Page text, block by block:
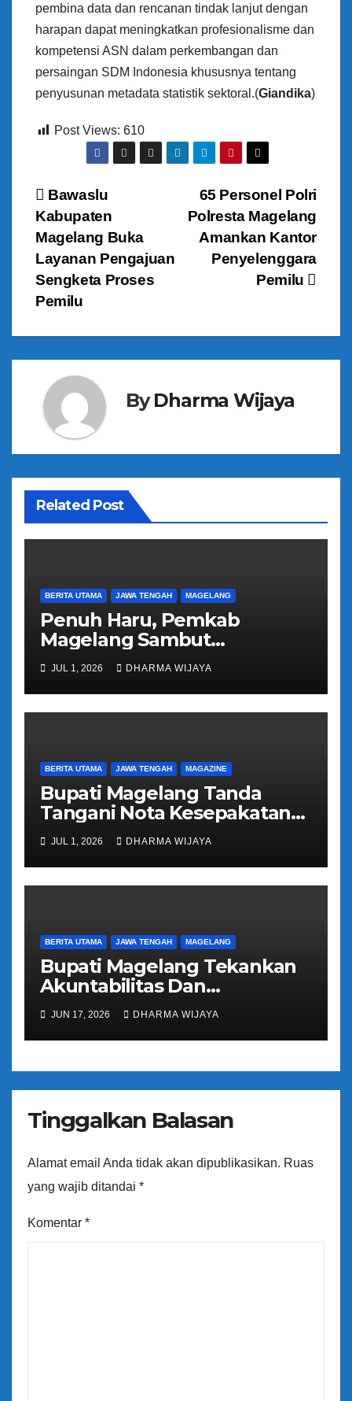
pembina data dan rencanan tindak lanjut dengan
harapan dapat meningkatkan profesionalisme dan
kompetensi ASN dalam perkembangan dan
persaingan SDM Indonesia khususnya tentang
penyusunan metadata statistik sektoral.(Giandika)
Post Views: 610
N
a
v
i
g
a
s
p
o
s
65 Personel Polri
Polresta Magelang
Amankan Kantor
Penyelenggara
Pemilu
Bawaslu
Kabupaten
Magelang Buka
Layanan Pengajuan
Sengketa Proses
Pemilu
ByDharma Wijaya
Related Post
BERITA UTAMA JAWA TENGAH MAGELANG
Penuh Haru, Pemkab
Magelang Sambut
Kepulangan Jemaah Haji
Kloter 81
JUL 1, 2026 DHARMA WIJAYA
BERITA UTAMA JAWA TENGAH MAGAZINE
Bupati Magelang Tanda
Tangani Nota Kesepakatan
Pengalihan Pelayanan
Regident Di Kecamatan
Bandongan
JUL 1, 2026 DHARMA WIJAYA
BERITA UTAMA JAWA TENGAH MAGELANG
Bupati Magelang Tekankan
Akuntabilitas Dan
Tranparansi Pengelolaan
Bantuan Keuangan Parpol
JUN 17, 2026 DHARMA WIJAYA
Tinggalkan Balasan
Alamat email Anda tidak akan dipublikasikan. Ruas
yang wajib ditandai *
Komentar *